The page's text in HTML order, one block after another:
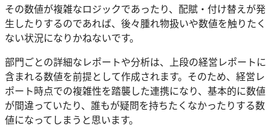
その数値が複雑なロジックであったり、配賦・付け替えが発
生したりするのであれば、後々腫れ物扱いや数値を触りたく
ない状況になりかねないです。
部門ごとの詳細なレポートや分析は、上段の経営レポートに
含まれる数値を前提として作成されます。そのため、経営レ
ポート時点での複雑性を踏襲した連携になり、基本的に数値
が間違っていたり、誰もが疑問を持ちたくなかったりする数
値になってしまうと思います。